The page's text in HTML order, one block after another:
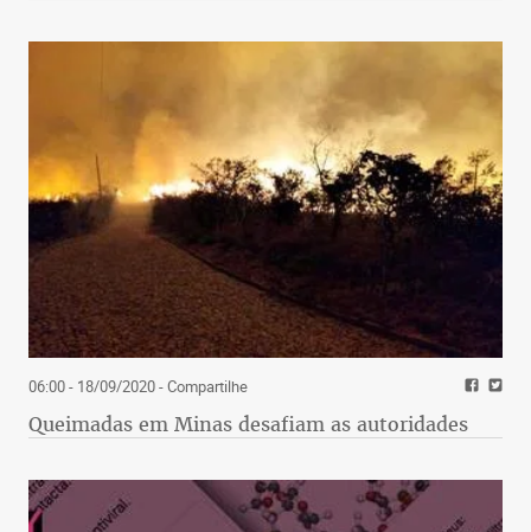
06:00 - 18/09/2020- Compartilhe
Queimadas em Minas desafiam as autoridades